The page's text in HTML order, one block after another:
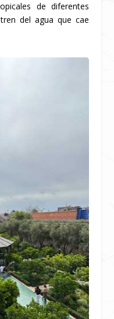
de diferentes
del agua que cae